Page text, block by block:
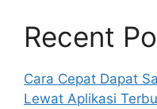
Recent
Cara Cepat Dapat
Lewat Aplikasi